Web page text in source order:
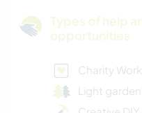
Types of help
opportunities
Charity Work
Light